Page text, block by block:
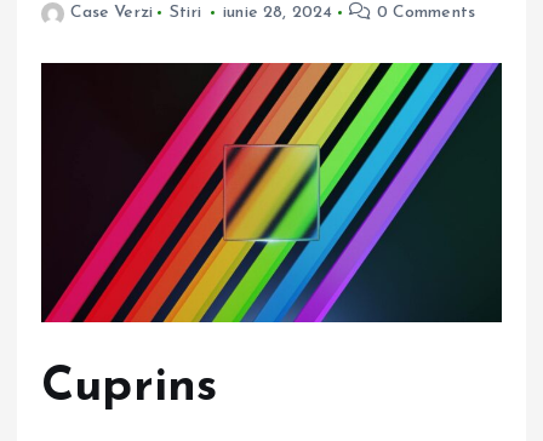
Case Verzi Stiri iunie 28, 2024 0 Comments
Cuprins